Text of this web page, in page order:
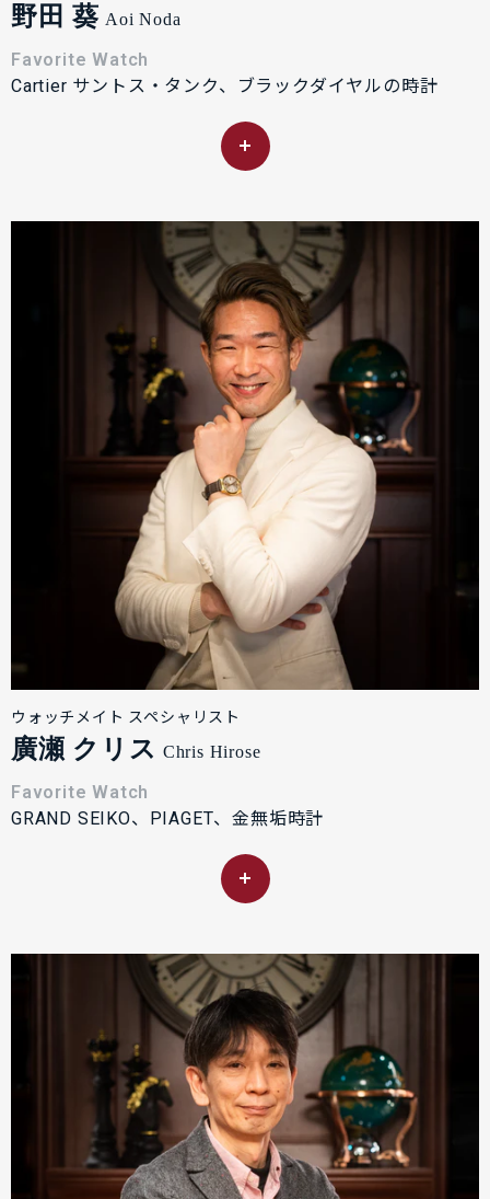
野田 葵 Aoi Noda
Favorite Watch
Cartier サントス・タンク、ブラックダイヤルの時計
ウォッチメイト スペシャリスト
廣瀬 クリス Chris Hirose
Favorite Watch
GRAND SEIKO、PIAGET、金無垢時計